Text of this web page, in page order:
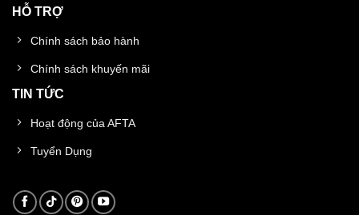
HỖ TRỢ
Chính sách bảo hành
Chính sách khuyến mãi
TIN TỨC
Hoạt động của AFTA
Tuyển Dụng